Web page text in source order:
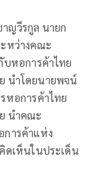
ญวีรกูล นายก
หว่างคณะ
บหอการค้าไทย
นำโดยนายพจน์
หอการค้าไทย
นำคณะ
การค้าแห่ง
ดเห็นในประเด็น